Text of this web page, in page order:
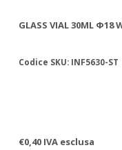
GLASS VIAL 30ML Φ18
Codice SKU: INF5630-ST
€0,40 IVA esclusa